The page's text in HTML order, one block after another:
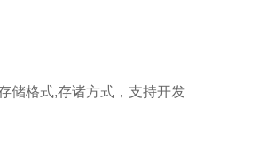
储格式,存诸方式，支持开发